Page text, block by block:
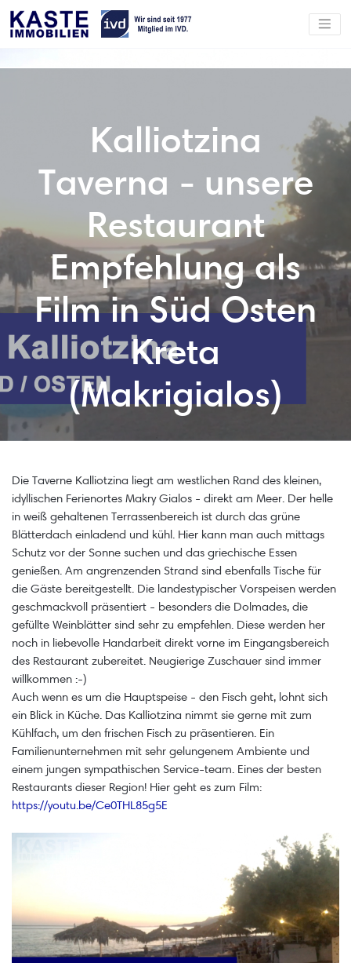
Kalliotzina
Taverna - unsere
Restaurant
Empfehlung als
Film in Süd Osten
Kreta
(Makrigialos)
Die Taverne Kalliotzina liegt am westlichen Rand des kleinen,
idyllischen Ferienortes Makry Gialos - direkt am Meer. Der helle
in weiß gehaltenen Terrassenbereich ist durch das grüne
Blätterdach einladend und kühl. Hier kann man auch mittags
Schutz vor der Sonne suchen und das griechische Essen
genießen. Am angrenzenden Strand sind ebenfalls Tische für
die Gäste bereitgestellt. Die landestypischer Vorspeisen werden
geschmackvoll präsentiert - besonders die Dolmades, die
gefüllte Weinblätter sind sehr zu empfehlen. Diese werden her
noch in liebevolle Handarbeit direkt vorne im Eingangsbereich
des Restaurant zubereitet. Neugierige Zuschauer sind immer
willkommen :-)
Auch wenn es um die Hauptspeise - den Fisch geht, lohnt sich
ein Blick in Küche. Das Kalliotzina nimmt sie gerne mit zum
Kühlfach, um den frischen Fisch zu präsentieren. Ein
Familienunternehmen mit sehr gelungenem Ambiente und
einem jungen sympathischen Service-team. Eines der besten
Restaurants dieser Region! Hier geht es zum Film:
https://youtu.be/Ce0THL85g5E